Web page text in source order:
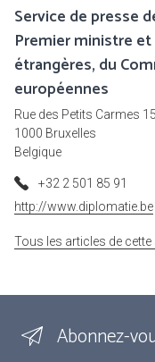
Service de presse
Premier ministre
étrangères, du
européennes
Rue des Petits Carmes 15
1000 Bruxelles
Belgique
+32 2 501 85 91
http://www.diplomatie.be
Tous les articles de
Abonnez-